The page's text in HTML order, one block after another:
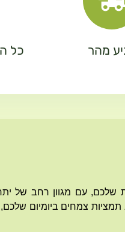
מהר
כל
שלכם, עם מגוון רחב של
צמחים ביומיום שלכם,